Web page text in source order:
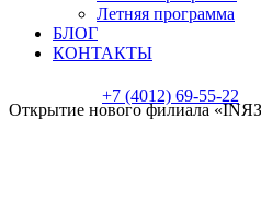
Летняя программа
БЛОГ
КОНТАКТЫ
+7 (4012) 69-55-22
Открытие нового филиала